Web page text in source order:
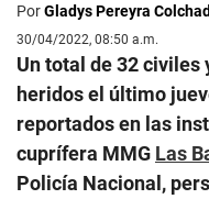
PorGladys Pereyra
30/04/2022, 08:50 a.m.
Un total de 32
heridos el último
reportados en las
cuprífera MMG Las
Policía Nacional,